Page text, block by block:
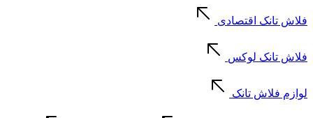
فلاش تانک اقتصادی
فلاش تانک لوکس
لوازم فلاش تانک